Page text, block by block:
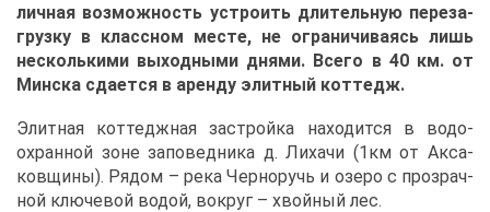
лич­ная воз­мож­ность устро­ить дли­тель­ную пе­ре­за­
груз­ку в класс­ном ме­сте, не огра­ни­чи­ва­ясь лишь
несколь­ки­ми вы­ход­ны­ми дня­ми. Все­го в 40 км. от
Мин­ска сда­ет­ся в арен­ду элит­ный кот­тедж.
Элит­ная кот­те­дж­ная за­строй­ка на­хо­дит­ся в во­до­
охран­ной зоне за­по­вед­ни­ка д. Ли­ха­чи (1км от Ак­са­
ков­щи­ны). Ря­дом – ре­ка Чер­но­ручь и озе­ро с про­зрач­
ной клю­че­вой во­дой, во­круг – хвой­ный лес.